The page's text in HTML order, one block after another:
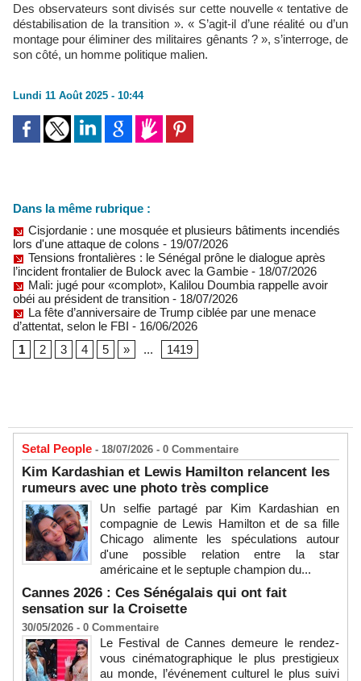
Des observateurs sont divisés sur cette nouvelle « tentative de
déstabilisation de la transition ». « S’agit-il d’une réalité ou d’un
montage pour éliminer des militaires gênants ? », s’interroge, de
son côté, un homme politique malien.
Lundi 11 Août 2025 - 10:44
Dans la même rubrique :
Cisjordanie : une mosquée et plusieurs bâtiments incendiés
lors d'une attaque de colons - 19/07/2026
Tensions frontalières : le Sénégal prône le dialogue après
l’incident frontalier de Bulock avec la Gambie - 18/07/2026
Mali: jugé pour «complot», Kalilou Doumbia rappelle avoir
obéi au président de transition - 18/07/2026
La fête d’anniversaire de Trump ciblée par une menace
d’attentat, selon le FBI - 16/06/2026
1
2 3 4 5 » ... 1419
Setal People - 18/07/2026 - 0 Commentaire
Kim Kardashian et Lewis Hamilton relancent les
rumeurs avec une photo très complice
Un selfie partagé par Kim Kardashian en
compagnie de Lewis Hamilton et de sa fille
Chicago alimente les spéculations autour
d'une possible relation entre la star
américaine et le septuple champion du...
Cannes 2026 : Ces Sénégalais qui ont fait
sensation sur la Croisette
30/05/2026 - 0 Commentaire
Le Festival de Cannes demeure le rendez-
vous cinématographique le plus prestigieux
au monde, l’événement culturel le plus suivi